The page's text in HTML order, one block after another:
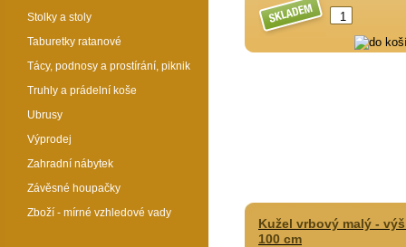
Kužel vrbový malý -
100 cm
Stolky a stoly
Taburetky ratanové
Tácy, podnosy a prostírání, piknik
Truhly a prádelní koše
Ubrusy
Výprodej
Zahradní nábytek
Závěsné houpačky
Zboží - mírné vzhledové vady